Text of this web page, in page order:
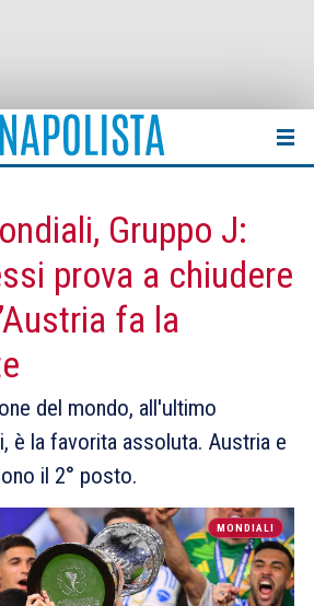
Gruppo J:
prova a chiudere
fa la
del mondo, all'ultimo
è la favorita assoluta. Austria e
il 2° posto.
MONDIALI